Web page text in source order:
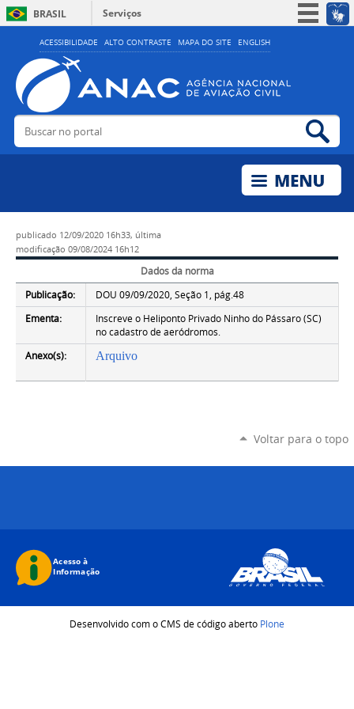
ACESSIBILIDADE ALTO CONTRASTE MAPA DO SITE ENGLISH
BRASIL
Serviços
Simplifique!
Acesso à informação
Legislação
Buscar no portal
publicado 12/09/2020 16h33, última
modificação 09/08/2024 16h12
Dados da norma
Publicação:
DOU 09/09/2020, Seção 1, pág.48
Ementa:
Inscreve o Heliponto Privado Ninho do Pássaro (SC)
no cadastro de aeródromos.
Anexo(s):
Arquivo
Voltar para o topo
Desenvolvido com o CMS de código aberto Plone